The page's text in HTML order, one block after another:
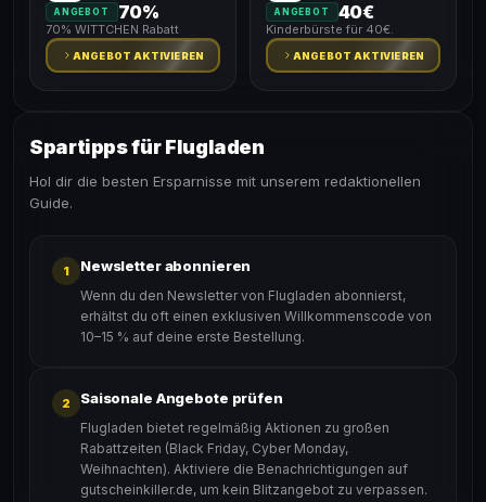
ANGEBOT 70%
70% WITTCHEN Rabatt
ANGEBOT AKTIVIEREN
ANGEBOT 40€
Kinderbürste für 40€.
ANGEBOT AKTIVIEREN
Spartipps für Flugladen
Hol dir die besten Ersparnisse mit unserem redaktionellen
Guide.
1 Newsletter abonnieren
Wenn du den Newsletter von Flugladen abonnierst,
erhältst du oft einen exklusiven Willkommenscode von
10–15 % auf deine erste Bestellung.
2 Saisonale Angebote prüfen
Flugladen bietet regelmäßig Aktionen zu großen
Rabattzeiten (Black Friday, Cyber Monday,
Weihnachten). Aktiviere die Benachrichtigungen auf
gutscheinkiller.de, um kein Blitzangebot zu verpassen.